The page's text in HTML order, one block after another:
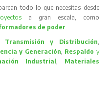
todo lo que necesitas desde
a gran escala, como
de poder
Transmisión y Distribución
y Generación Respaldo y
Industrial
Materiales